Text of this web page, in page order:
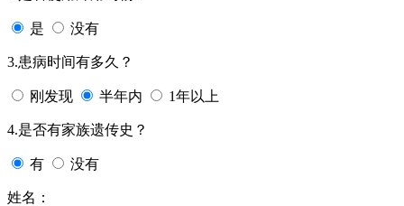
是 没有
3.患病时间有多久？
刚发现 半年内 1年以上
4.是否有家族遗传史？
有 没有
姓名：